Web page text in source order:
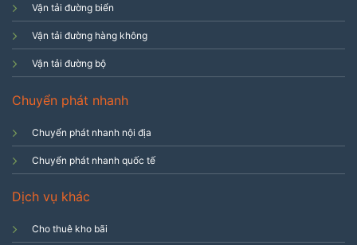
Vận tải đường biển
Vận tải đường hàng không
Vận tải đường bộ
Chuyển phát nhanh
Chuyển phát nhanh nội địa
Chuyển phát nhanh quốc tế
Dịch vụ khác
Cho thuê kho bãi